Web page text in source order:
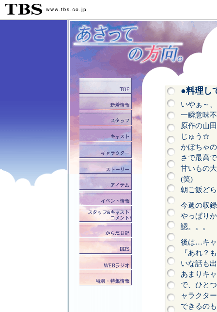
●料理し
いやぁ～
一瞬意味
原作の山
じゅう☆
かぼちゃ
さで最高
甘いもの
(笑)
朝ご飯ど
今週の収
やっぱり
認。。。
後は…キャ
『あれ？
いな話も
あまりキ
で、ひと
ャラクタ
できるの